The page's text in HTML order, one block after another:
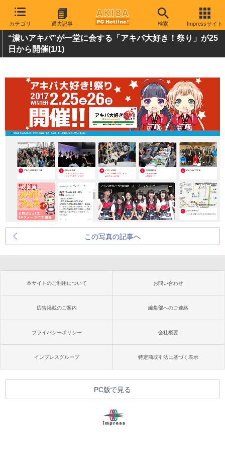
カテゴリ 過去記事 検索 Impressサイト
“濃いアキバ”が一堂に会する「アキバ大好き！祭り」が25
日から開催(1/1)
この写真の記事へ
本サイトのご利用について お問い合わせ
広告掲載のご案内 編集部へのご連絡
プライバシーポリシー 会社概要
インプレスグループ 特定商取引法に基づく表示
PC版で見る